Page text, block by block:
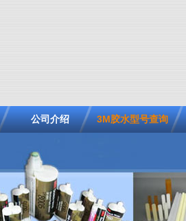
公司介绍 3M胶水型号查询